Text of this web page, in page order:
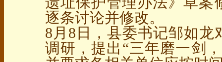
逐条讨论并修改。
8月8日，县委书记邹如
调研，提出“三年磨一剑